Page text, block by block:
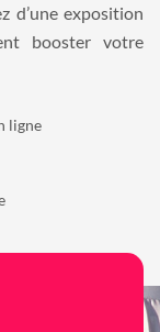
d’une exposition
booster votre
ligne